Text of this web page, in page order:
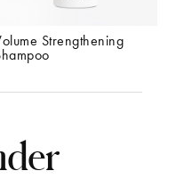
Strengthening